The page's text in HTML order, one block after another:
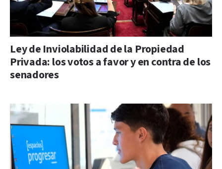
Ley de Inviolabilidad de la Propiedad
Privada: los votos a favor y en contra de los
senadores